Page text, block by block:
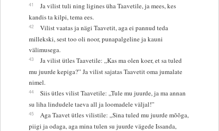
41
Ja vilist tuli ning ligines üha Taavetile, ja mees, kes
kandis ta kilpi, tema ees.
42
Vilist vaatas ja nägi Taavetit, aga ei pannud teda
millekski, sest too oli noor, punapalgeline ja kauni
välimusega.
43
Ja vilist ütles Taavetile: „Kas ma olen koer, et sa tuled
mu juurde kepiga?” Ja vilist sajatas Taavetit oma jumalate
nimel.
44
Siis ütles vilist Taavetile: „Tule mu juurde, ja ma annan
su liha lindudele taeva all ja loomadele väljal!”
45
Aga Taavet ütles vilistile: „Sina tuled mu juurde mõõga,
piigi ja odaga, aga mina tulen su juurde vägede Issanda,